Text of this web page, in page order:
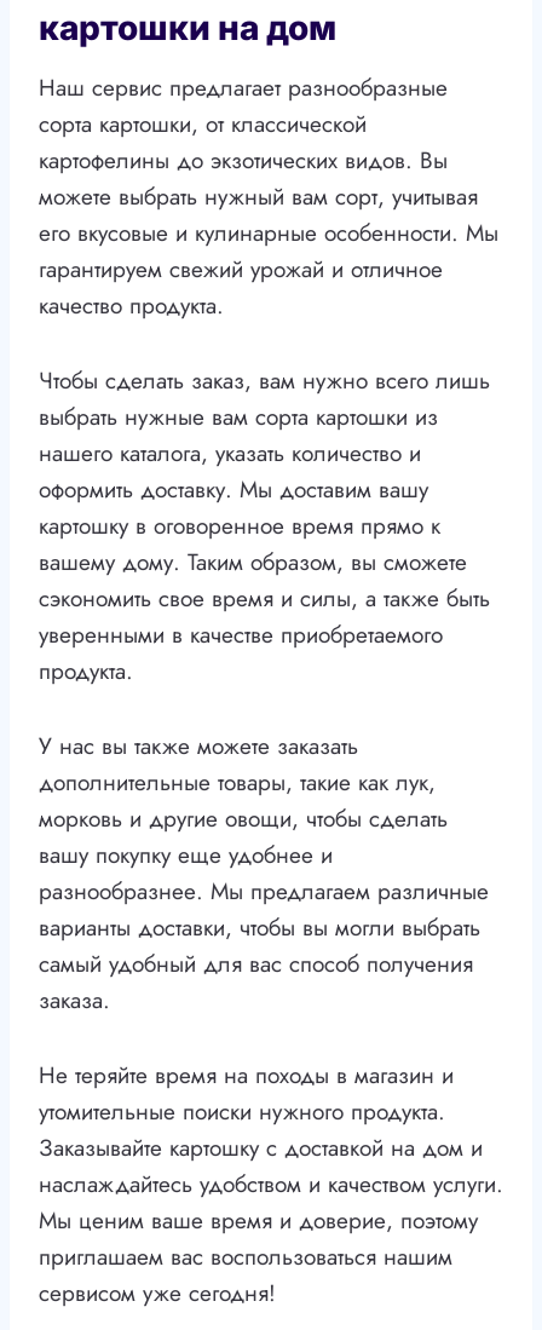
картошки на дом
Наш сервис предлагает разнообразные
сорта картошки, от классической
картофелины до экзотических видов. Вы
можете выбрать нужный вам сорт, учитывая
его вкусовые и кулинарные особенности. Мы
гарантируем свежий урожай и отличное
качество продукта.
Чтобы сделать заказ, вам нужно всего лишь
выбрать нужные вам сорта картошки из
нашего каталога, указать количество и
оформить доставку. Мы доставим вашу
картошку в оговоренное время прямо к
вашему дому. Таким образом, вы сможете
сэкономить свое время и силы, а также быть
уверенными в качестве приобретаемого
продукта.
У нас вы также можете заказать
дополнительные товары, такие как лук,
морковь и другие овощи, чтобы сделать
вашу покупку еще удобнее и
разнообразнее. Мы предлагаем различные
варианты доставки, чтобы вы могли выбрать
самый удобный для вас способ получения
заказа.
Не теряйте время на походы в магазин и
утомительные поиски нужного продукта.
Заказывайте картошку с доставкой на дом и
наслаждайтесь удобством и качеством услуги.
Мы ценим ваше время и доверие, поэтому
приглашаем вас воспользоваться нашим
сервисом уже сегодня!